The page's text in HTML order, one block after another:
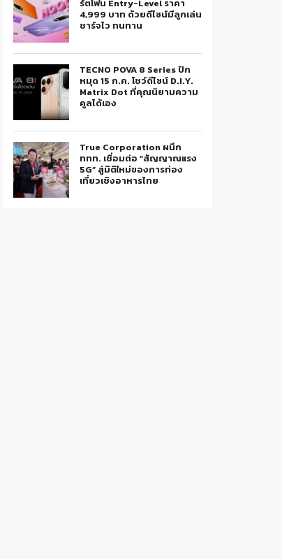
ร์ตโฟน Entry-Level ราคา
4,999 บาท ด้วยดีไซน์มีลูกเล่น
ชาร์จไว ทนทาน
TECNO POVA 8 Series ปัก
หมุด 15 ก.ค. โชว์ดีไซน์ D.I.Y.
Matrix Dot ที่คุณนิยามความ
คูลได้เอง
True Corporation ผนึก
ททท. เชื่อมต่อ “สัญญาณแรง
5G” สู่มิติใหม่ของการท่อง
เที่ยวเชิงอาหารไทย